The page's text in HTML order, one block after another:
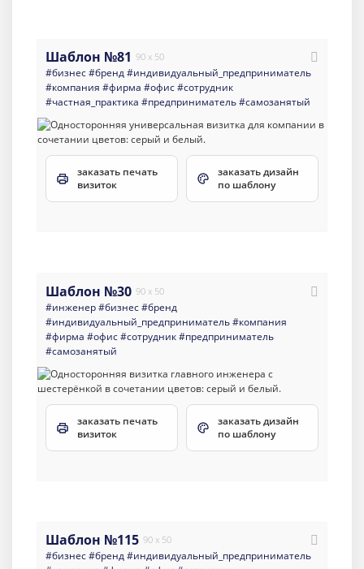
Шаблон №81 90 x 50
#бизнес#бренд#индивидуальный_предприниматель
#компания #фирма #офис#сотрудник
#частная_практика #предприниматель#самозанятый
заказать печать
визиток
заказать дизайн
по шаблону
Шаблон №30 90 x 50
#инженер#бизнес#бренд
#индивидуальный_предприниматель#компания
#фирма #офис#сотрудник#предприниматель
#самозанятый
заказать печать
визиток
заказать дизайн
по шаблону
Шаблон №115 90 x 50
#бизнес#бренд#индивидуальный_предприниматель